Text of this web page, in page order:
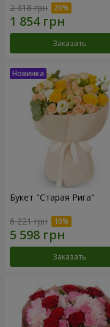
2 318 грн
Заказать
Букет "Старая Рига"
6 221 грн
Заказать